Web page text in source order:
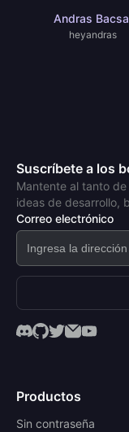
Andras
heyandras
Suscríbete a los
Mantente al tanto
ideas de desarrollo,
Correo electrónico
Productos
Sin contraseña